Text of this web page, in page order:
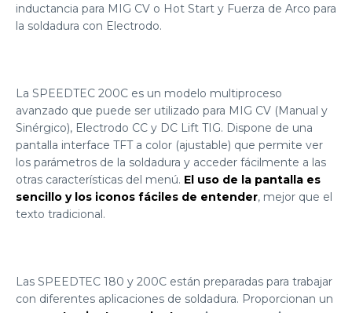
inductancia para MIG CV o Hot Start y Fuerza de Arco para
la soldadura con Electrodo.
La SPEEDTEC 200C es un modelo multiproceso
avanzado que puede ser utilizado para MIG CV (Manual y
Sinérgico), Electrodo CC y DC Lift TIG. Dispone de una
pantalla interface TFT a color (ajustable) que permite ver
los parámetros de la soldadura y acceder fácilmente a las
otras características del menú. El uso de la pantalla es
sencillo y los iconos fáciles de entender, mejor que el
texto tradicional.
Las SPEEDTEC 180 y 200C están preparadas para trabajar
con diferentes aplicaciones de soldadura. Proporcionan un